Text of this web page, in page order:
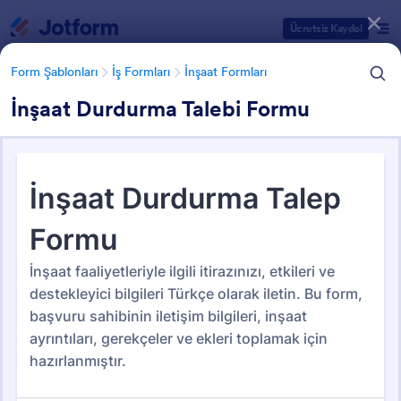
Ücretsiz Kaydol
Form Şablonları İş Formları İnşaat Formları
İnşaat Durdurma Talebi Formu
Form Şablonları İş Formları İnşaat Formları
İnşaat Formları
Form Şablonu Kategorileri